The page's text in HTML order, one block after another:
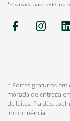
*Chamada para rede fixa
* Portes gratuitos em
morada de entrega
de leites, fraldas,
incontinência.